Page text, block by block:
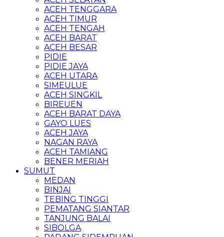
ACEH TENGGARA
ACEH TIMUR
ACEH TENGAH
ACEH BARAT
ACEH BESAR
PIDIE
PIDIE JAYA
ACEH UTARA
SIMEULUE
ACEH SINGKIL
BIREUEN
ACEH BARAT DAYA
GAYO LUES
ACEH JAYA
NAGAN RAYA
ACEH TAMIANG
BENER MERIAH
SUMUT
MEDAN
BINJAI
TEBING TINGGI
PEMATANG SIANTAR
TANJUNG BALAI
SIBOLGA